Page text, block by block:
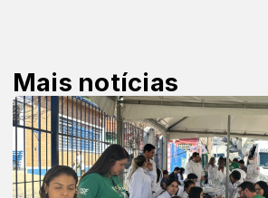
Mais notícias